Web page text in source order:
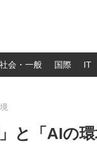
社会・一般 国際 IT
と「AIの環